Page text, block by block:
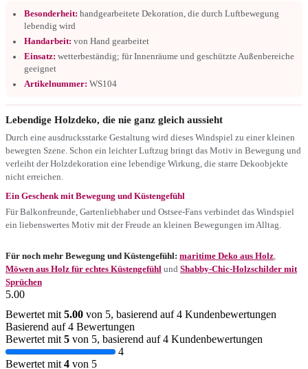
Besonderheit: handgearbeitete Dekoration, die durch Luftbewegung
lebendig wird
Handarbeit: von Hand gearbeitet
Einsatz: wetterbeständig; für Innenräume und geschützte Außenbereiche
geeignet
Artikelnummer: WS104
Lebendige Holzdeko, die nie ganz gleich aussieht
Durch eine ausdrucksstarke Gestaltung wird dieses Windspiel zu einer kleinen
bewegten Szene. Schon ein leichter Luftzug bringt das Motiv in Bewegung und
verleiht der Holzdekoration eine lebendige Wirkung, die starre Dekoobjekte
nicht erreichen.
Ein Geschenk mit Bewegung und Küstengefühl
Für Balkonfreunde, Gartenliebhaber und Ostsee-Fans verbindet das Windspiel
ein liebenswertes Motiv mit der Freude an kleinen Bewegungen im Alltag.
Für noch mehr Bewegung und Küstengefühl: maritime Deko aus Holz
Möwen aus Holz für echtes Küstengefühl und Shabby-Chic-Holzschilder mit
Sprüchen
5.00
Bewertet mit 5.00 von 5, basierend auf4 Kundenbewertungen
Basierend auf 4 Bewertungen
Bewertet mit 5 von 5, basierend auf4 Kundenbewertungen
4
Bewertet mit 4 von 5